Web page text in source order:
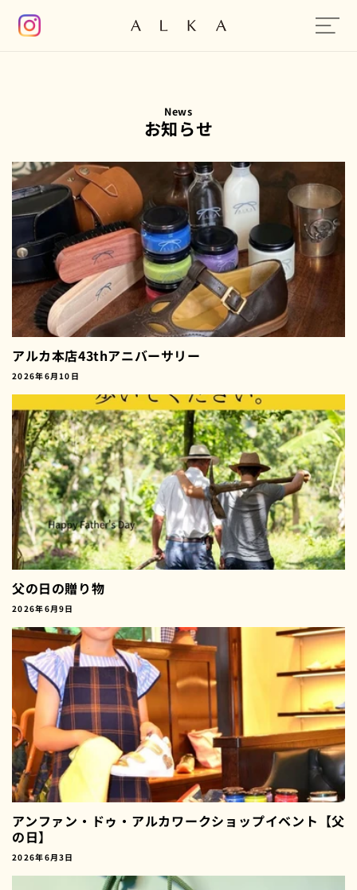
コンテン
ツに進む
News
お知らせ
アルカ本店43thアニバーサリー
2026年6月10日
父の日の贈り物
2026年6月9日
アンファン・ドゥ・アルカワークショップイベント【父
の日】
2026年6月3日